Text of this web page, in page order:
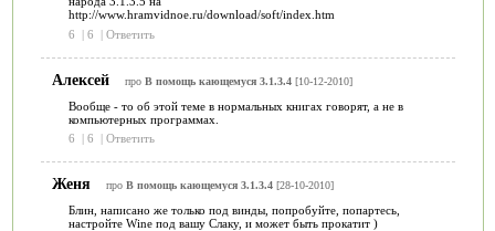
http://www.hramvidnoe.ru/download/soft/index.htm
6
| 6 | Ответить
Алексей про В помощь кающемуся 3.1.3.4[10-12-2010]
Вообще - то об этой теме в нормальных книгах говорят, а не в
компьютерных программах.
6
| 6 | Ответить
Женя про В помощь кающемуся 3.1.3.4[28-10-2010]
Блин, написано же только под винды, попробуйте, попартесь,
настройте Wine под вашу Слаку, и может быть прокатит )